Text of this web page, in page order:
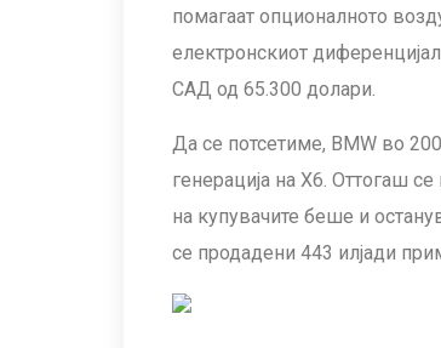
помагаат опционалното
електронскиот
САД од 65.300 долари.
Да се потсетиме, BMW во
генерација на X6. Оттогаш
на купувачите беше и
се продадени 443 илјади